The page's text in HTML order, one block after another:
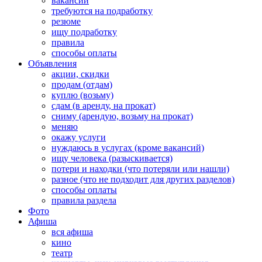
требуются на подработку
резюме
ищу подработку
правила
способы оплаты
Объявления
акции, скидки
продам (отдам)
куплю (возьму)
сдам (в аренду, на прокат)
сниму (арендую, возьму на прокат)
меняю
окажу услуги
нуждаюсь в услугах (кроме вакансий)
ищу человека (разыскивается)
потери и находки (что потеряли или нашли)
разное (что не подходит для других разделов)
способы оплаты
правила раздела
Фото
Афиша
вся афиша
кино
театр